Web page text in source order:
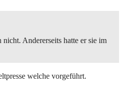
Andererseits hatte er sie im
welche vorgeführt.